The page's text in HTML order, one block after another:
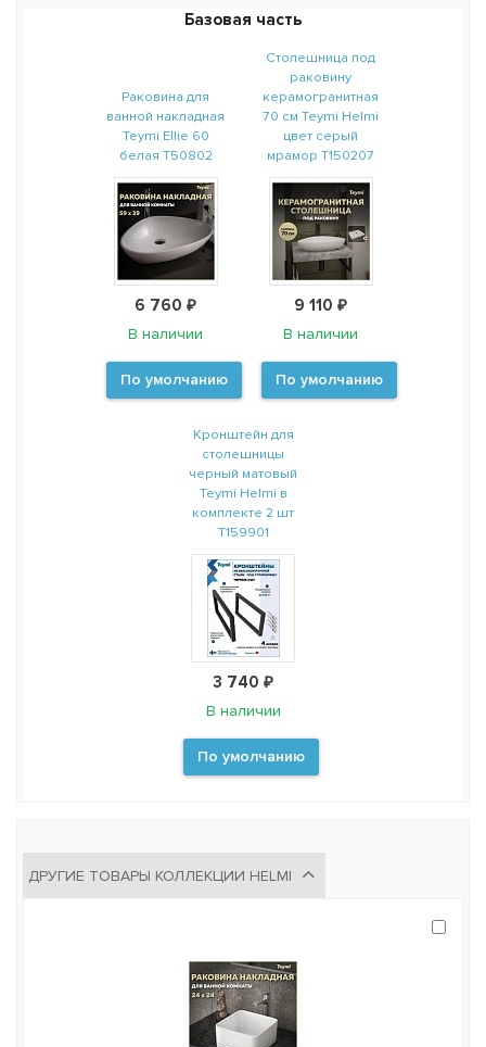
Базовая часть
Раковина для
ванной накладная
Teymi Ellie 60
белая T50802
6 760 ₽
В наличии
По умолчанию
Столешница под
раковину
керамогранитная
70 см Teymi Helmi
цвет серый
мрамор T150207
9 110 ₽
В наличии
По умолчанию
Кронштейн для
столешницы
черный матовый
Teymi Helmi в
комплекте 2 шт
T159901
3 740 ₽
В наличии
По умолчанию
ДРУГИЕ ТОВАРЫ КОЛЛЕКЦИИ HELMI